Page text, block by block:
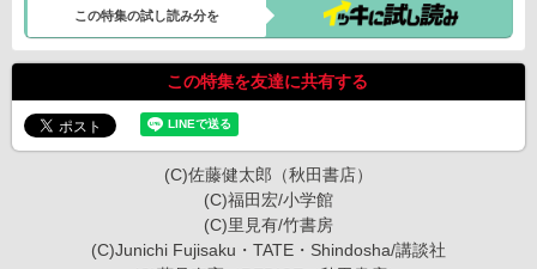
この特集の試し読み分を
この特集を友達に共有する
(C)佐藤健太郎（秋田書店）
(C)福田宏/小学館
(C)里見有/竹書房
(C)Junichi Fujisaku・TATE・Shindosha/講談社